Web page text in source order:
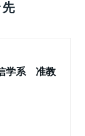
学系 准教